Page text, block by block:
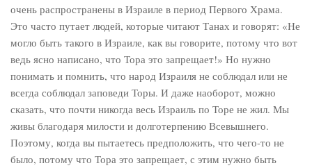
очень распространены в Израиле в период Первого Храма.
Это часто путает людей, которые читают Танах и говорят: «Не
могло быть такого в Израиле, как вы говорите, потому что вот
ведь ясно написано, что Тора это запрещает!» Но нужно
понимать и помнить, что народ Израиля не соблюдал или не
всегда соблюдал заповеди Торы. И даже наоборот, можно
сказать, что почти никогда весь Израиль по Торе не жил. Мы
живы благодаря милости и долготерпению Всевышнего.
Поэтому, когда вы пытаетесь предположить, что чего-то не
было, потому что Тора это запрещает, с этим нужно быть